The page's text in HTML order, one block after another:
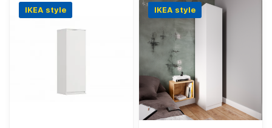
IKEA style IKEA style